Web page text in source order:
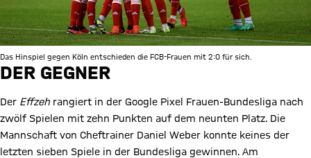
Das Hinspiel gegen Köln entschieden die FCB-Frauen mit 2:0 für sich.
DER GEGNER
Der Effzeh rangiert in der Google Pixel Frauen-Bundesliga nach
zwölf Spielen mit zehn Punkten auf dem neunten Platz. Die
Mannschaft von Cheftrainer Daniel Weber konnte keines der
letzten sieben Spiele in der Bundesliga gewinnen. Am